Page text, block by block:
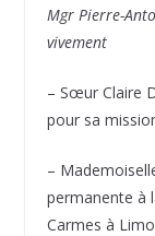
Mgr Pierre-
vivement
– Sœur Claire
pour sa
–
permanente à
Carmes à